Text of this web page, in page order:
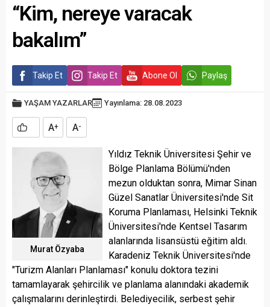
“Kim, nereye varacak
bakalım”
Takip Et Takip Et Abone Ol Paylaş
YAŞAM YAZARLAR Yayınlama: 28.08.2023
A+ A-
Murat Özyaba
Yıldız Teknik Üniversitesi Şehir ve
Bölge Planlama Bölümü'nden
mezun olduktan sonra, Mimar Sinan
Güzel Sanatlar Üniversitesi'nde Sit
Koruma Planlaması, Helsinki Teknik
Üniversitesi'nde Kentsel Tasarım
alanlarında lisansüstü eğitim aldı.
Karadeniz Teknik Üniversitesi'nde
"Turizm Alanları Planlaması" konulu doktora tezini
tamamlayarak şehircilik ve planlama alanındaki akademik
çalışmalarını derinleştirdi. Belediyecilik, serbest şehir